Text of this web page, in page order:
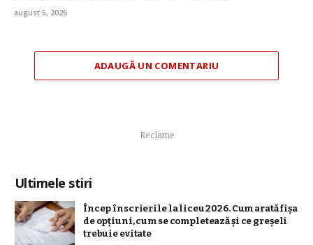
august 5, 2026
ADAUGĂ UN COMENTARIU
Reclame
Ultimele stiri
Încep înscrierile la liceu 2026. Cum arată fișa
de opțiuni, cum se completează și ce greșeli
trebuie evitate